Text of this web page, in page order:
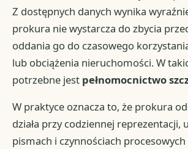
Z dostępnych danych wynika
prokura nie wystarcza do zbycia
oddania go do czasowego
lub obciążenia nieruchomości. W
potrzebne jest pełnomocnictwo
W praktyce oznacza to, że prokura
działa przy codziennej reprezentacji,
pismach i czynnościach